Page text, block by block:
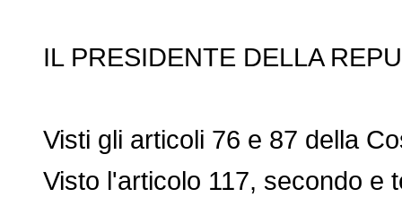
IL PRESIDENTE DELLA
Visti gli articoli 76 e 87 della
Visto l'articolo 117, secondo e